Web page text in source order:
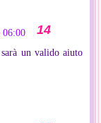
06:00
un valido aiuto